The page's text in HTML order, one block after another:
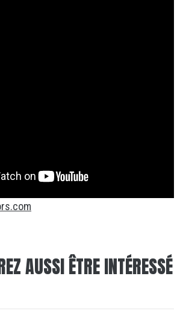
AUSSI ÊTRE INTÉRESSÉ